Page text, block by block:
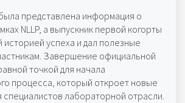
представлена информация о
NLLP, а выпускник первой когорты
историей успеха и дал полезные
Завершение официальной
точкой для начала
процесса, который откроет новые
специалистов лабораторной отрасли.